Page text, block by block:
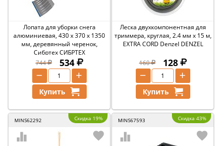
Лопата для уборки снега
алюминиевая, 430 х 370 х 1350
мм, деревянный черенок,
Сибртех СИБРТЕХ
744
534
+
−
Купить
Леска двухкомпонентная для
триммера, круглая, 2.4 мм х 15 м,
EXTRA CORD Denzel DENZEL
160 128
+
−
Купить
MINS62292 Скидка 19% MINS67593 Скидка 43%